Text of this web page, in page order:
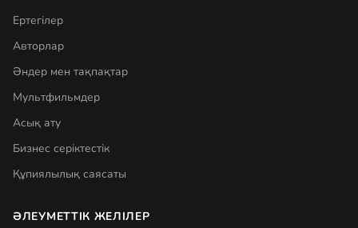
Ертегілер
Авторлар
Әндер мен тақпақтар
Мультфильмдер
Асық ату
Бизнес серіктестік
Құпиялылық саясаты
ӘЛЕУМЕТТІК ЖЕЛІЛЕР